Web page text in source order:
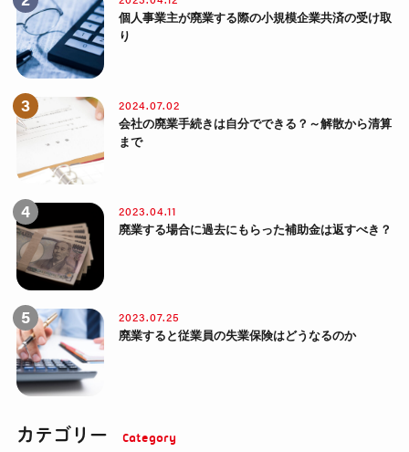
個人事業主が廃業する際の小規模企業共済の受け取
り
会社の廃業手続きは自分でできる？～解散から清算
まで
2024.07.02
廃業する場合に過去にもらった補助金は返すべき？
2023.04.11
廃業すると従業員の失業保険はどうなるのか
2023.07.25
カテゴリー